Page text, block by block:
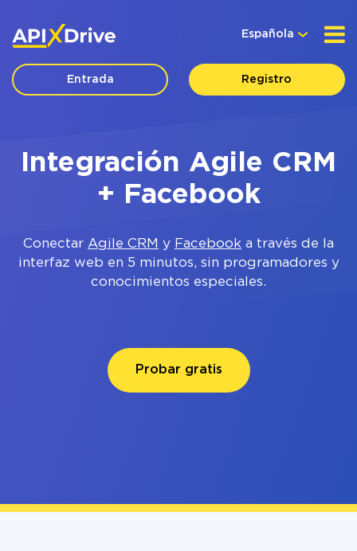
Española
Entrada Registro
Integración Agile CRM
+ Facebook
Conectar Agile CRM y Facebook a través de la
interfaz web en 5 minutos, sin programadores y
conocimientos especiales.
Probar gratis